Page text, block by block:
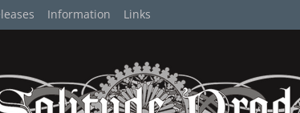
Information Links